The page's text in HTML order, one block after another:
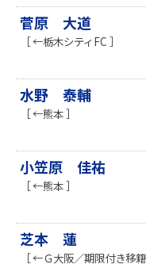
菅原 大道
［ ←栃木シティFC ］
水野 泰輔
［ ←熊本 ］
小笠原 佳祐
［ ←熊本 ］
芝本 蓮
［ ←Ｇ大阪／期限付き移籍